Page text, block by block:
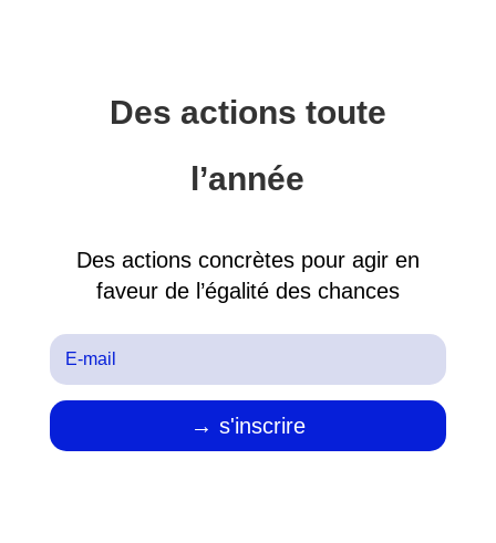
Des actions toute
l’année
Des actions concrètes pour agir en
faveur de l’égalité des chances
→ s'inscrire